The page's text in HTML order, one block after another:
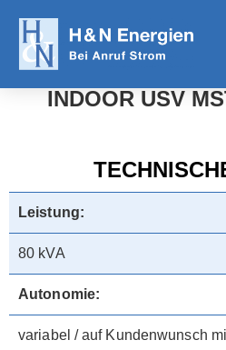
INDOOR USV
Leistung:
80 kVA
Autonomie:
variabel / auf Kundenwunsch